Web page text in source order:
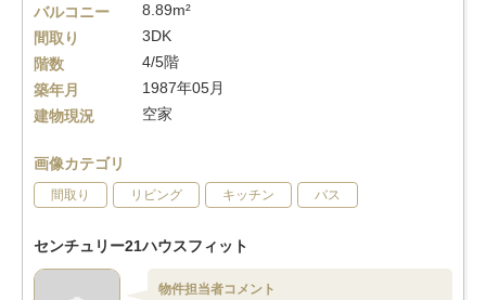
バルコニー
8.89m²
間取り
3DK
階数
4/5階
築年月
1987年05月
建物現況
空家
画像カテゴリ
間取り リビング キッチン バス
センチュリー21ハウスフィット
物件担当者コメント